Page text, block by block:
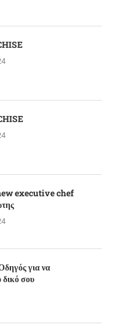
executive chef
για να
δικό σου